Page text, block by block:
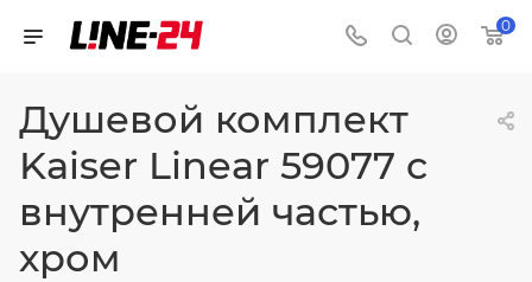
0
Душевой комплект
Kaiser Linear 59077 с
внутренней частью,
хром